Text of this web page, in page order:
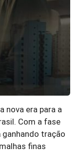
nova era para a
Com a fase
ganhando tração
finas